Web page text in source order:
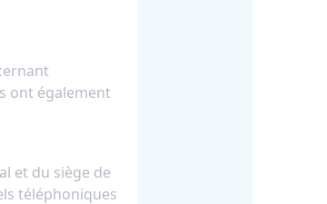
ont également
et du siège de
téléphoniques